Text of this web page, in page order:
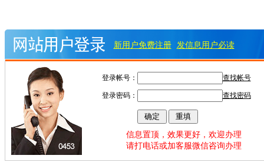
新用户免费注册 发信息用户必读
登录帐号： 查找帐号
登录密码： 查找密码
信息置顶，效果更好，欢迎办理
请打电话或加客服微信咨询办理